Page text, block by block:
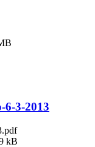
6-3-2013
kB